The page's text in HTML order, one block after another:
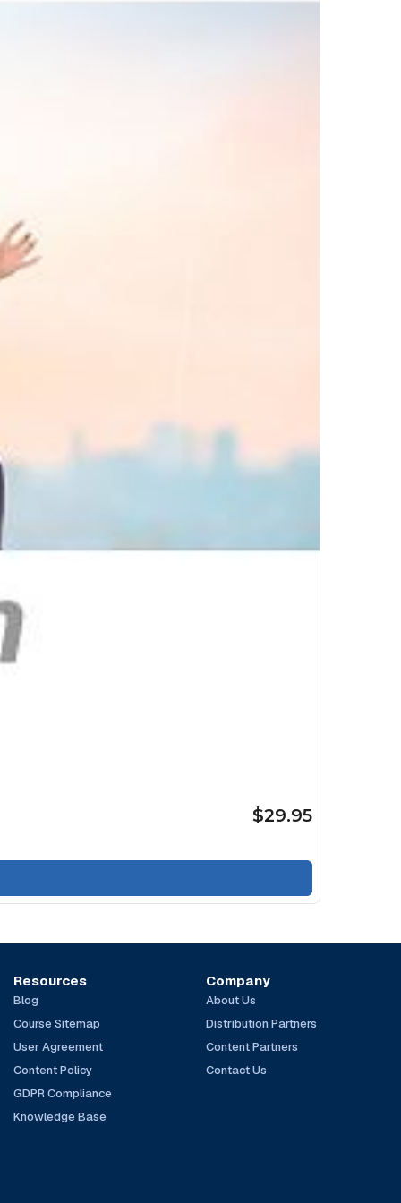
$29.95
Resources
Blog
Course Sitemap
User Agreement
Content Policy
GDPR Compliance
Knowledge Base
Company
About Us
Distribution Partners
Content Partners
Contact Us